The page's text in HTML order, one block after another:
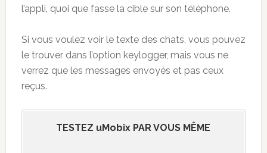
l’appli, quoi que fasse la cible sur son téléphone.
Si vous voulez voir le texte des chats, vous pouvez
le trouver dans l’option keylogger, mais vous ne
verrez que les messages envoyés et pas ceux
reçus.
TESTEZ uMobix PAR VOUS MÊME